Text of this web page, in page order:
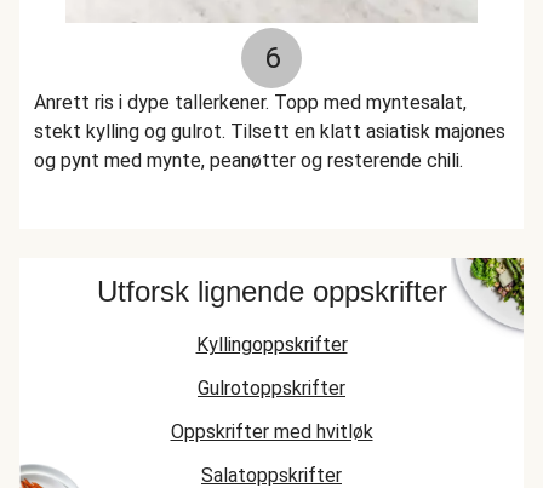
6
Anrett ris i dype tallerkener. Topp med myntesalat,
stekt kylling og gulrot. Tilsett en klatt asiatisk majones
og pynt med mynte, peanøtter og resterende chili.
Utforsk lignende oppskrifter
Kyllingoppskrifter
Gulrotoppskrifter
Oppskrifter med hvitløk
Salatoppskrifter